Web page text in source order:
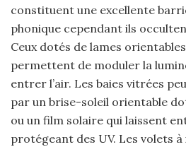
constituent une excellente
phonique cependant ils
Ceux dotés de lames
permettent de moduler la
entrer l’air. Les baies vitrées
par un brise-soleil orientable
ou un film solaire qui laissent
protégeant des UV. Les volets